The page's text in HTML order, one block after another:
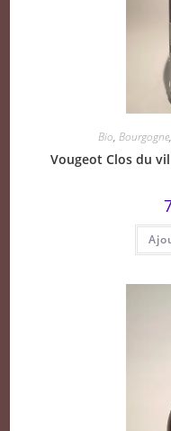
Bio, Bourgogne,
Vougeot Clos du